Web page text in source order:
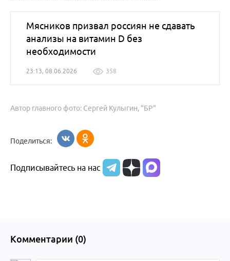
Мясников призвал россиян не сдавать
анализы на витамин D без
необходимости
23:13, 08.06.2026 358
Автор главного фото: Сергей Кулыгин, "БР"
Поделиться:
Подписывайтесь на нас
Комментарии (0)